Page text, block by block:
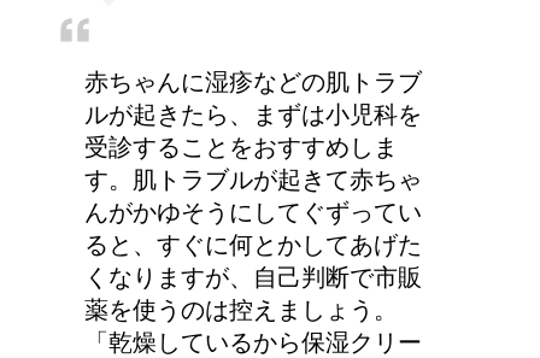
労災保険の請求で病院が
2か所の場合はどうなる
の？
赤ちゃんに湿疹などの肌トラブ
ルが起きたら、まずは小児科を
受診することをおすすめしま
す。肌トラブルが起きて赤ちゃ
んがかゆそうにしてぐずってい
ると、すぐに何とかしてあげた
くなりますが、自己判断で市販
薬を使うのは控えましょう。
「乾燥しているから保湿クリー